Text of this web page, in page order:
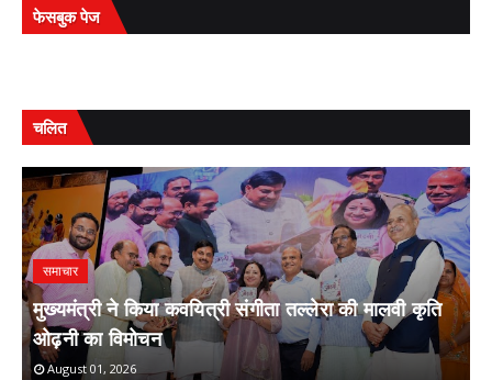
फेसबुक पेज
चलित
समाचार
मुख्यमंत्री ने किया कवयित्री संगीता तल्लेरा की मालवी कृति
ओढ़नी का विमोचन
August 01, 2026
समाचार
प्रेमचंद जयंती पर हुई राष्ट्रीय संगोष्ठी